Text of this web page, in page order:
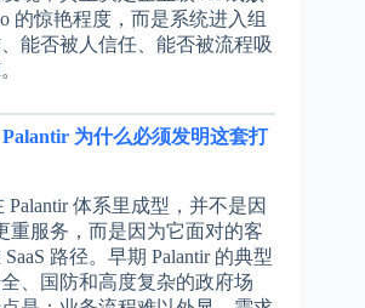
的惊艳程度，而是系统进入组
能否被人信任、能否被流程吸
为什么必须发明这套打
体系里成型，并不是因
重服务，而是因为它面对的客
路径。早期 Palantir 的典型
、国防和高度复杂的政府场